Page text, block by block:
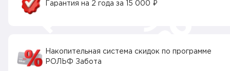
Гарантия на 2 года за 15 000 ₽
Накопительная система скидок по программе
РОЛЬФ Забота